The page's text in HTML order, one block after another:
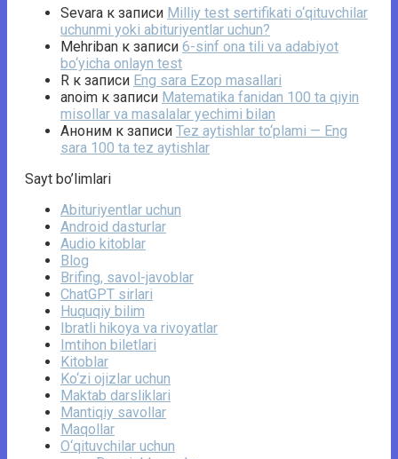
Sevara к записи Milliy test sertifikati o‘qituvchilar
uchunmi yoki abituriyentlar uchun?
Mehriban к записи 6-sinf ona tili va adabiyot
bo‘yicha onlayn test
R к записи Eng sara Ezop masallari
anoim к записи Matematika fanidan 100 ta qiyin
misollar va masalalar yechimi bilan
Аноним к записи Tez aytishlar to‘plami — Eng
sara 100 ta tez aytishlar
Sayt bo’limlari
Abituriyentlar uchun
Android dasturlar
Audio kitoblar
Blog
Brifing, savol-javoblar
ChatGPT sirlari
Huquqiy bilim
Ibratli hikoya va rivoyatlar
Imtihon biletlari
Kitoblar
Ko‘zi ojizlar uchun
Maktab darsliklari
Mantiqiy savollar
Maqollar
O‘qituvchilar uchun